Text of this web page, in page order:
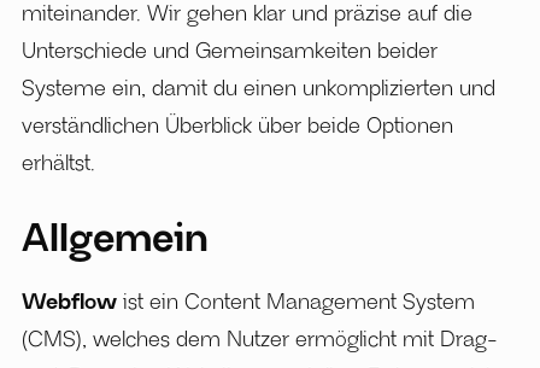
miteinander. Wir gehen klar und präzise auf die
Unterschiede und Gemeinsamkeiten beider
Systeme ein, damit du einen unkomplizierten und
verständlichen Überblick über beide Optionen
erhältst.
Allgemein
Webflow ist ein Content Management System
(CMS), welches dem Nutzer ermöglicht mit Drag-